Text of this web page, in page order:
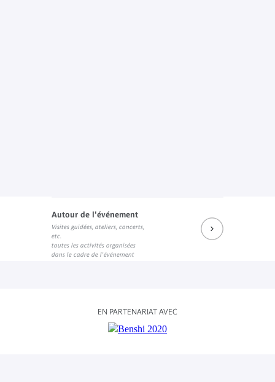
Autour de l'événement
Visites guidées, ateliers, concerts,
etc.
toutes les activités organisées
dans le cadre de l'événement
EN PARTENARIAT AVEC